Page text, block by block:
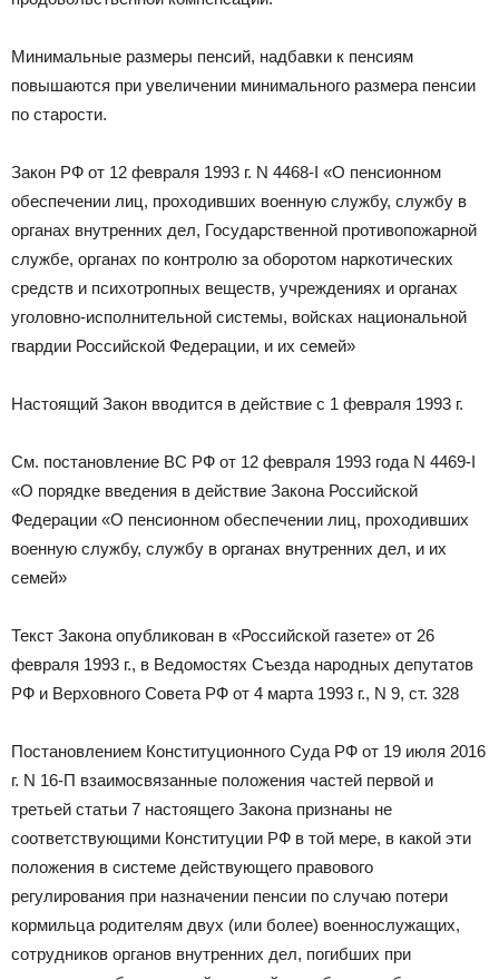
Минимальные размеры пенсий, надбавки к пенсиям
повышаются при увеличении минимального размера пенсии
по старости.
Закон РФ от 12 февраля 1993 г. N 4468-I «О пенсионном
обеспечении лиц, проходивших военную службу, службу в
органах внутренних дел, Государственной противопожарной
службе, органах по контролю за оборотом наркотических
средств и психотропных веществ, учреждениях и органах
уголовно-исполнительной системы, войсках национальной
гвардии Российской Федерации, и их семей»
Настоящий Закон вводится в действие с 1 февраля 1993 г.
См. постановление ВС РФ от 12 февраля 1993 года N 4469-I
«О порядке введения в действие Закона Российской
Федерации «О пенсионном обеспечении лиц, проходивших
военную службу, службу в органах внутренних дел, и их
семей»
Текст Закона опубликован в «Российской газете» от 26
февраля 1993 г., в Ведомостях Съезда народных депутатов
РФ и Верховного Совета РФ от 4 марта 1993 г., N 9, ст. 328
Постановлением Конституционного Суда РФ от 19 июля 2016
г. N 16-П взаимосвязанные положения частей первой и
третьей статьи 7 настоящего Закона признаны не
соответствующими Конституции РФ в той мере, в какой эти
положения в системе действующего правового
регулирования при назначении пенсии по случаю потери
кормильца родителям двух (или более) военнослужащих,
сотрудников органов внутренних дел, погибших при